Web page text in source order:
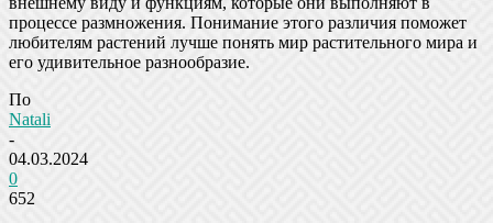
процессе размножения. Понимание этого различия поможет
любителям растений лучше понять мир растительного мира и
его удивительное разнообразие.
По
Natali
-
04.03.2024
0
652